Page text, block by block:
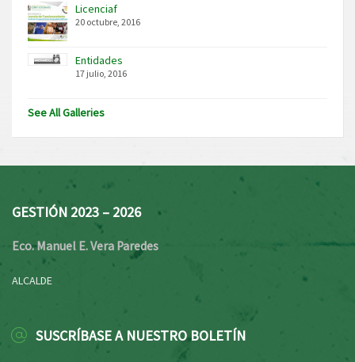
Licenciaf
20 octubre, 2016
Entidades
17 julio, 2016
See All Galleries
GESTIÓN 2023 – 2026
Eco. Manuel E. Vera Paredes
ALCALDE
SUSCRÍBASE A NUESTRO BOLETÍN